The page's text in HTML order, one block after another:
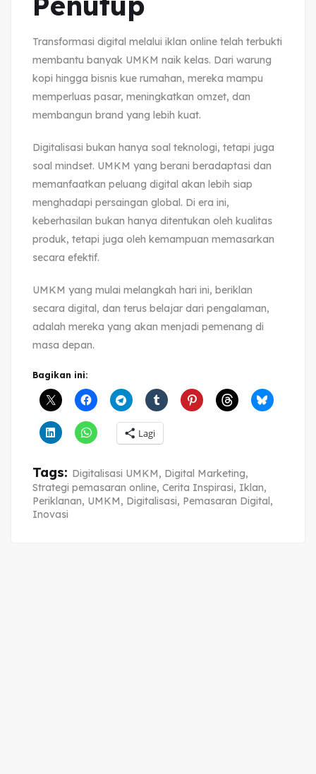
Transformasi digital melalui iklan online telah terbukti
membantu banyak UMKM naik kelas. Dari warung
kopi hingga bisnis kue rumahan, mereka mampu
memperluas pasar, meningkatkan omzet, dan
membangun brand yang lebih kuat.
Digitalisasi bukan hanya soal teknologi, tetapi juga
soal mindset. UMKM yang berani beradaptasi dan
memanfaatkan peluang digital akan lebih siap
menghadapi persaingan global. Di era ini,
keberhasilan bukan hanya ditentukan oleh kualitas
produk, tetapi juga oleh kemampuan memasarkan
secara efektif.
UMKM yang mulai melangkah hari ini, beriklan
secara digital, dan terus belajar dari pengalaman,
adalah mereka yang akan menjadi pemenang di
masa depan.
Bagikan ini:
Lagi
Tags: Digitalisasi UMKM, Digital Marketing,
Strategi pemasaran online, Cerita Inspirasi, Iklan,
Periklanan, UMKM, Digitalisasi, Pemasaran Digital,
Inovasi